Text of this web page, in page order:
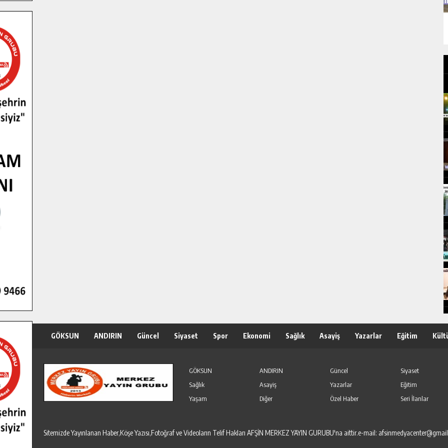
GÖKSUN ANDIRIN Güncel Siyaset Spor Ekonomi Sağlık Asayiş Yazarlar Eğitim
GÖKSUN ANDIRIN Güncel Siyaset
Sağlık
Asayiş Yazarlar Eğitim
Yaşam
Diğer Özel Haber Seri İlanlar
Sitemizde Yayınlanan Haber,Köşe Yazısı,Fotoğraf ve Videoların Telif Hakları AFŞİN MERKEZ YAYIN GURUBU'na aittir.e-mail: